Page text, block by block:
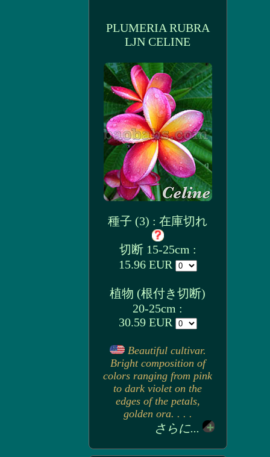
PLUMERIA RUBRA
LJN CELINE
種子 (3) : 在庫切れ
切断 15-25cm :
15.96 EUR
植物 (根付き切断)
20-25cm :
30.59 EUR
Beautiful cultivar.
Bright composition of
colors ranging from pink
to dark violet on the
edges of the petals,
golden ora. . . .
さらに...